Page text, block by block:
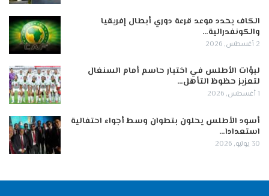
الكاف يحدد موعد قرعة دوري أبطال إفريقيا
والكونفدرالية…
2 أغسطس, 2026
لبؤات الأطلس في اختبار حاسم أمام السنغال
لتعزيز حظوظ التأهل…
1 أغسطس, 2026
أسود الأطلس يحلون بتطوان وسط أجواء احتفالية
استعدادا…
30 يوليو, 2026